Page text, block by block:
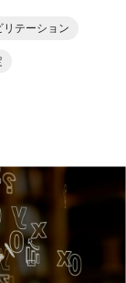
リテーション